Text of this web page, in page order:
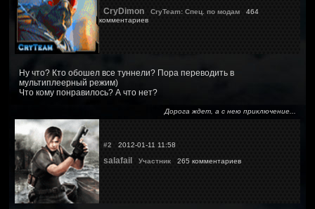
CryDimon CryTeam: Спец. по модам 464
комментариев
Ну что? Кто обошел все туннели? Пора переводить в
мультиплеерный режим)
Что кому понравилось? А что нет?
Дорога ждет, а с нею приключение...
#2 2012-01-11 11:58
salafail Участник 265 комментариев